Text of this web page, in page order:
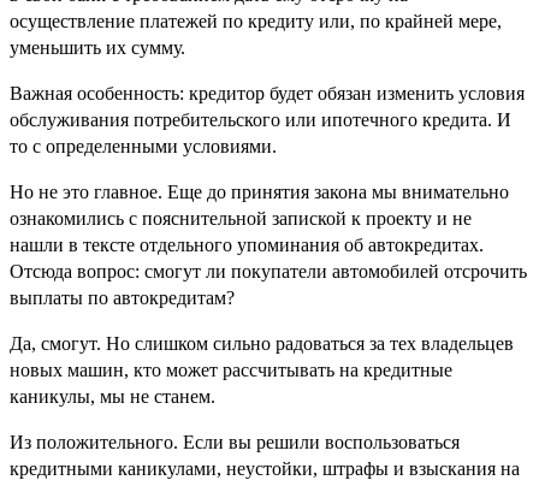
осуществление платежей по кредиту или, по крайней мере,
уменьшить их сумму.
Важная особенность: кредитор будет обязан изменить условия
обслуживания потребительского или ипотечного кредита. И
то с определенными условиями.
Но не это главное. Еще до принятия закона мы внимательно
ознакомились с пояснительной запиской к проекту и не
нашли в тексте отдельного упоминания об автокредитах.
Отсюда вопрос: смогут ли покупатели автомобилей отсрочить
выплаты по автокредитам?
Да, смогут. Но слишком сильно радоваться за тех владельцев
новых машин, кто может рассчитывать на кредитные
каникулы, мы не станем.
Из положительного. Если вы решили воспользоваться
кредитными каникулами, неустойки, штрафы и взыскания на